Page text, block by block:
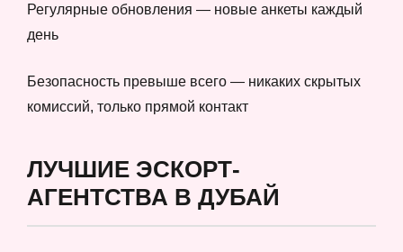
Регулярные обновления — новые анкеты каждый
день
Безопасность превыше всего — никаких скрытых
комиссий, только прямой контакт
ЛУЧШИЕ ЭСКОРТ-
АГЕНТСТВА В ДУБАЙ